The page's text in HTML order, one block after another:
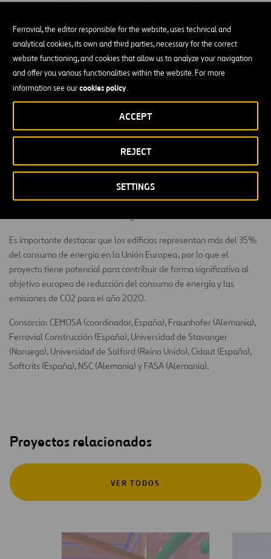
Ferrovial, the editor responsible for the website, uses technical and
analytical cookies, its own and third parties, necessary for the correct
website functioning, and cookies that allow us to analyze your navigation
and offer you various functionalities within the website. For more
information see ourcookies policy.
SETTINGS
REJECT
ACCEPT
El proyecto consiste en el desarrollo de un innovador sistema para
optimizar el comportamiento de edificios, aislados o en grupo, en
términos de energía, confort y costes de su ciclo de vida, basado en
tecnologías de la construcción así como en técnicas de control
predictivas, de autoaprendizaje y de inteligencia artificial.
El sistema SEEDS permite, gracias a nuevos algoritmos de
manteniendo el confort y la calidad del aire en su interior. El
proyecto ha desarrollado una red de sensores inalámbricos
compatible con sistemas automáticos de mantenimiento de
edificios y de fácil despliegue, lo que permite su implementación en
Es importante destacar que los edificios representan más del 35%
del consumo de energía en la Unión Europea, por lo que el
proyecto tiene potencial para contribuir de forma significativa al
objetivo europeo de reducción del consumo de energía y las
emisiones de CO2 para el año 2020.
Consorcio: CEMOSA (coordinador, España), Fraunhofer (Alemania),
Ferrovial Construcción (España), Universidad de Stavanger
(Noruega), Universidad de Salford (Reino Unido), Cidaut (España),
Softcrits (España), NSC (Alemania) y FASA (Alemania).
Proyectos relacionados
VER TODOS